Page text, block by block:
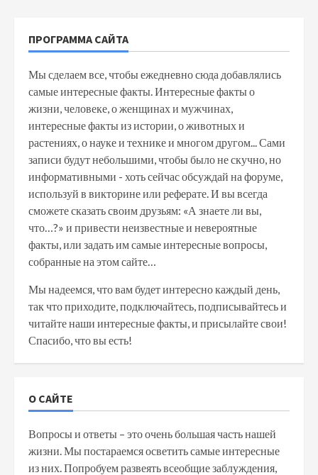
ПРОГРАММА САЙТА
Мы сделаем все, чтобы ежедневно сюда добавлялись
самые интересные факты. Интересные факты о
жизни, человеке, о женщинах и мужчинах,
интересные факты из истории, о животных и
растениях, о науке и технике и многом другом... Сами
записи будут небольшими, чтобы было не скучно, но
информативными - хоть сейчас обсуждай на форуме,
используй в викторине или реферате. И вы всегда
сможете сказать своим друзьям: «А знаете ли вы,
что…?» и привести неизвестные и невероятные
факты, или задать им самые интересные вопросы,
собранные на этом сайте…
Мы надеемся, что вам будет интересно каждый день,
так что приходите, подключайтесь, подписывайтесь и
читайте наши интересные факты, и присылайте свои!
Спасибо, что вы есть!
О САЙТЕ
Вопросы и ответы – это очень большая часть нашей
жизни. Мы постараемся осветить самые интересные
из них. Попробуем развеять всеобщие заблуждения,